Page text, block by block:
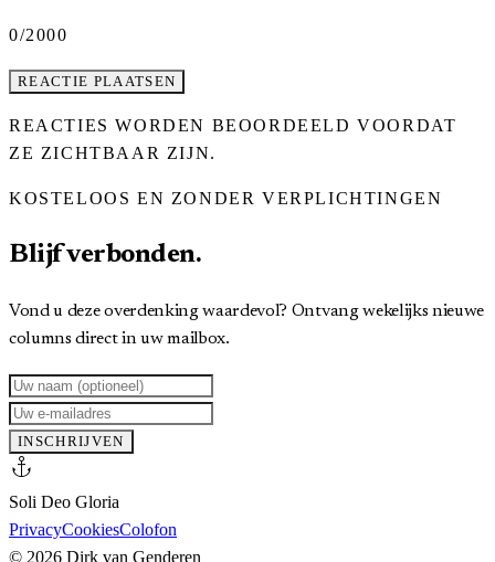
0/2000
REACTIE PLAATSEN
REACTIES WORDEN BEOORDEELD VOORDAT
ZE ZICHTBAAR ZIJN.
KOSTELOOS EN ZONDER VERPLICHTINGEN
Blijf verbonden.
Vond u deze overdenking waardevol? Ontvang wekelijks nieuwe
columns direct in uw mailbox.
INSCHRIJVEN
anchor
Soli Deo Gloria
PrivacyCookiesColofon
© 2026 Dirk van Genderen